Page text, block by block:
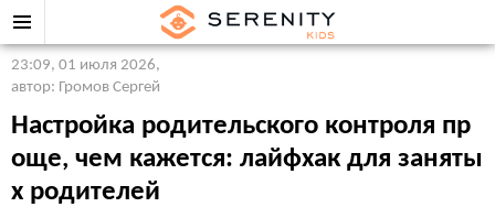
23:09, 01 июля 2026,
автор: Громов Сергей
Настройка родительского контроля пр
още, чем кажется: лайфхак для заняты
х родителей